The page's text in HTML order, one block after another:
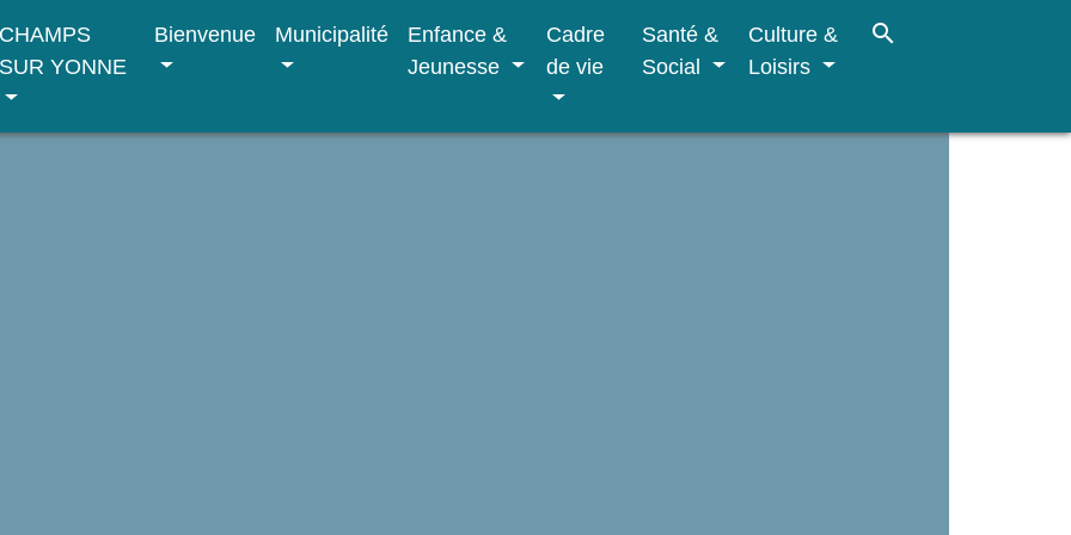
CHAMPS
SUR YONNE
Bienvenue Municipalité
Enfance &
Jeunesse
Cadre
de vie
Santé &
Social
Culture &
Loisirs
search